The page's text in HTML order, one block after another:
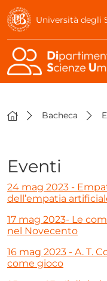
Università degli
Bacheca
Eventi
24 mag 2023 -
dell’empatia
17 mag 2023- Le
nel Novecento
16 mag 2023 - A. T.
come gioco